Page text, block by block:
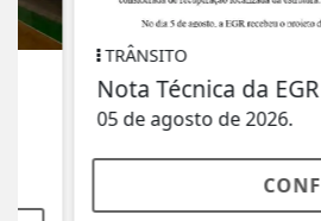
TRÂNSITO
Nota Técnica da EGR
05 de agosto de 2026.
CONFERIR